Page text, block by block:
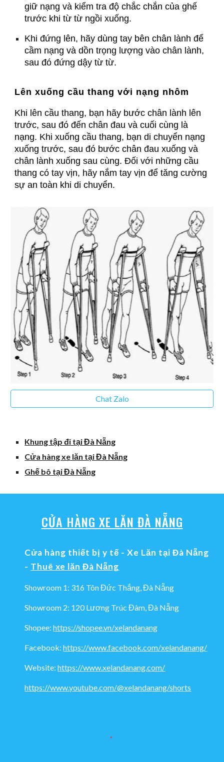
giữ nạng và kiểm tra độ chắc chắn của ghế
trước khi từ từ ngồi xuống.
Khi đứng lên, hãy dùng tay bên chân lành để
cầm nạng và dồn trọng lượng vào chân lành,
sau đó đứng dậy từ từ.
Lên xuống cầu thang với nạng nhôm
Khi lên cầu thang, bạn hãy bước chân lành lên
trước, sau đó đến chân đau và cuối cùng là
nạng. Khi xuống cầu thang, bạn di chuyển nạng
xuống trước, sau đó bước chân đau xuống và
chân lành xuống sau cùng. Đối với những cầu
thang có tay vịn, hãy nắm tay vịn để tăng cường
sự an toàn khi di chuyển.
Chat Zalo
Khung tập đi tại Đà Nẵng
Cửa hàng xe lăn tại Đà Nẵng
Ghế bô tại Đà Nẵng
CỬA HÀNG XE LĂN ĐÀ NẴNG
Cửa hàng thiết bị y tế - Xe Lăn tại Đà Nẵng
- Thuê xe lăn Đà Nẵng
Showroom 1: 316 Tôn Đức Thắng, Đà Nẵng
Showroom 2: 120 Lương Trúc Đàm, Đà Nẵng
Shopee: https://shopee.vn/xelandanang
Facebook:https://www.facebook.com/xelandanang/
Website: https://www.xelandanang.com/
https://www.youtube.com/@xelandanang/shorts